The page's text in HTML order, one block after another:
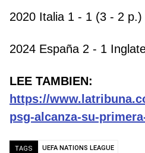
2020 Italia 1 - 1 (3 - 2
2024 España 2 - 1
LEE TAMBIEN:
https://
psg-alcanza-su-
TAGS UEFA NATIONS LEAGUE